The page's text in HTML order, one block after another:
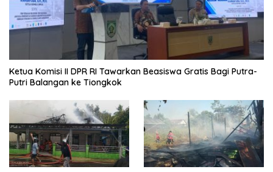
Ketua Komisi II DPR RI Tawarkan Beasiswa Gratis Bagi Putra-
Putri Balangan ke Tiongkok